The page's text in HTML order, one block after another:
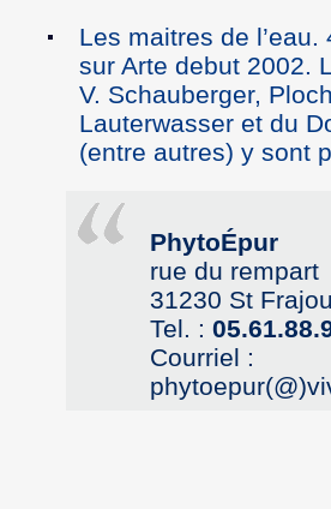
Les maitres de l’eau.
sur Arte debut 2002.
V. Schauberger,
Lauterwasser et du
(entre autres) y sont
PhytoÉpur
rue du rempart
31230 St Frajou
Tel. :
Courriel :